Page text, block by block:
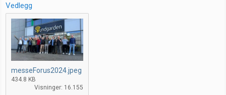
Vedlegg
messeForus2024.jpeg
434.8 KB
Visninger: 16.155